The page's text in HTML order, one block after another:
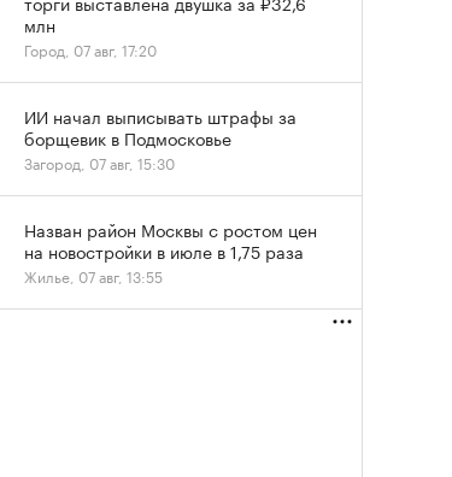
млн
Город, 07 авг, 17:20
ИИ начал выписывать штрафы за
борщевик в Подмосковье
Загород, 07 авг, 15:30
Назван район Москвы с ростом цен
на новостройки в июле в 1,75 раза
Жилье, 07 авг, 13:55